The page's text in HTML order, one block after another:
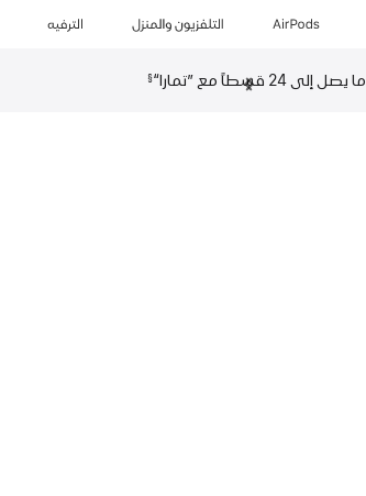
AirPods التلفزيون والمنزل الترفيه
§ السابق‏‏
التالي